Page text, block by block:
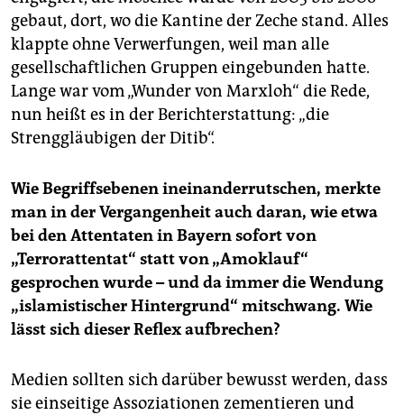
gebaut, dort, wo die Kantine der Zeche stand. Alles
klappte ohne Verwerfungen, weil man alle
gesellschaftlichen Gruppen eingebunden hatte.
Lange war vom „Wunder von Marxloh“ die Rede,
nun heißt es in der Berichterstattung: „die
Strenggläubigen der Ditib“.
Wie Begriffsebenen ineinanderrutschen, merkte
man in der Vergangenheit auch daran, wie etwa
bei den Attentaten in Bayern sofort von
„Terrorattentat“ statt von „Amoklauf“
gesprochen wurde – und da immer die Wendung
„islamistischer Hintergrund“ mitschwang. Wie
lässt sich dieser Reflex aufbrechen?
Medien sollten sich darüber bewusst werden, dass
sie einseitige Assoziationen zementieren und